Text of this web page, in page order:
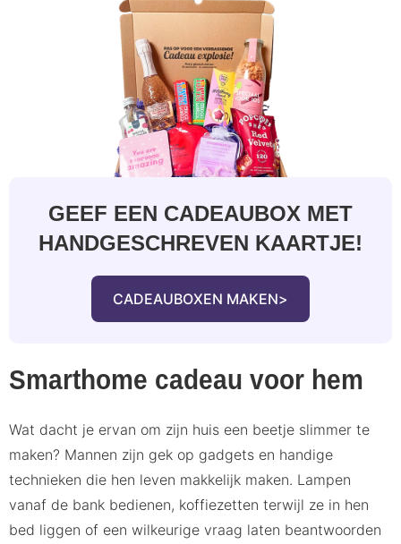
GEEF EEN CADEAUBOX MET
HANDGESCHREVEN KAARTJE!
CADEAUBOXEN MAKEN
Smarthome cadeau voor hem
Wat dacht je ervan om zijn huis een beetje slimmer te
maken? Mannen zijn gek op gadgets en handige
technieken die hen leven makkelijk maken. Lampen
vanaf de bank bedienen, koffiezetten terwijl ze in hen
bed liggen of een wilkeurige vraag laten beantwoorden